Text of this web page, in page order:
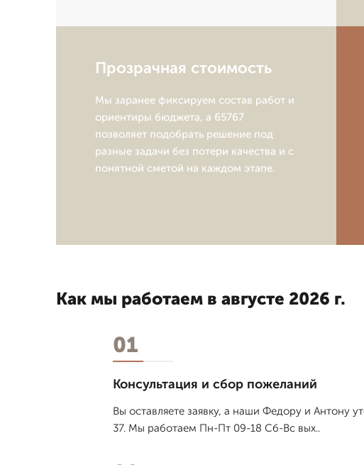
Прозрачная стоимость
Мы заранее фиксируем состав работ и
ориентиры бюджета, а 65767
позволяет подобрать решение под
разные задачи без потери качества и с
понятной сметой на каждом этапе.
Как мы работаем в августе 2026 г.
01
Консультация и сбор пожеланий
Вы оставляете заявку, а наши Федору и Антону
37. Мы работаем Пн-Пт 09-18 Сб-Вс вых..